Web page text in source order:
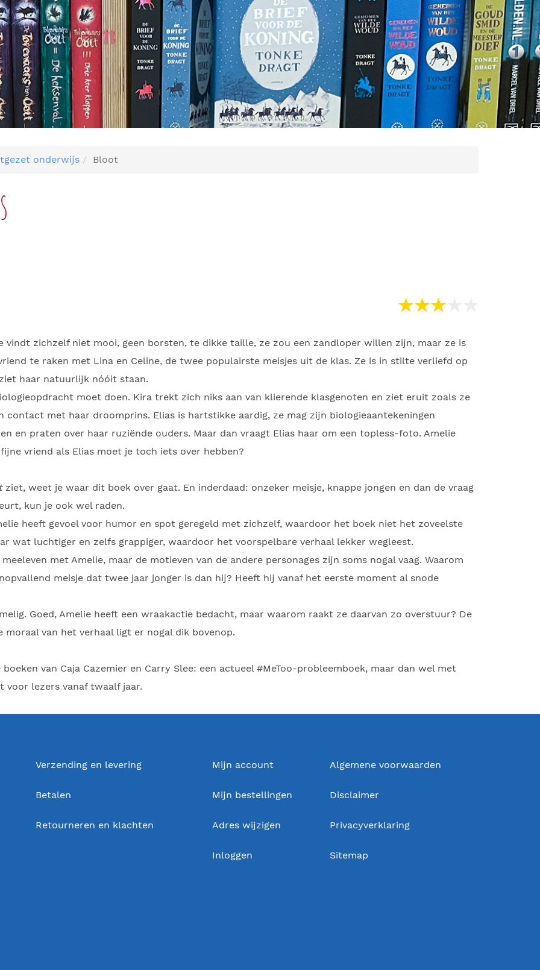
onderwijs Bloot
vindt zichzelf niet mooi, geen borsten, te dikke taille, ze zou een zandloper willen zijn, maar ze is
te raken met Lina en Celine, de twee populairste meisjes uit de klas. Ze is in stilte verliefd op
haar natuurlijk nóóit staan.
moet doen. Kira trekt zich niks aan van klierende klasgenoten en ziet eruit zoals ze
contact met haar droomprins. Elias is hartstikke aardig, ze mag zijn biologieaantekeningen
en praten over haar ruziënde ouders. Maar dan vraagt Elias haar om een topless-foto. Amelie
vriend als Elias moet je toch iets over hebben?
ziet, weet je waar dit boek over gaat. En inderdaad: onzeker meisje, knappe jongen en dan de vraag
kun je ook wel raden.
heeft gevoel voor humor en spot geregeld met zichzelf, waardoor het boek niet het zoveelste
wat luchtiger en zelfs grappiger, waardoor het voorspelbare verhaal lekker wegleest.
met Amelie, maar de motieven van de andere personages zijn soms nogal vaag. Waarom
meisje dat twee jaar jonger is dan hij? Heeft hij vanaf het eerste moment al snode
Goed, Amelie heeft een wraakactie bedacht, maar waarom raakt ze daarvan zo overstuur? De
van het verhaal ligt er nogal dik bovenop.
van Caja Cazemier en Carry Slee: een actueel #MeToo-probleemboek, maar dan wel met
voor lezers vanaf twaalf jaar.
Verzending en levering
Betalen
Retourneren en klachten
Mijn account
Mijn bestellingen
Adres wijzigen
Inloggen
Algemene voorwaarden
Disclaimer
Privacyverklaring
Sitemap